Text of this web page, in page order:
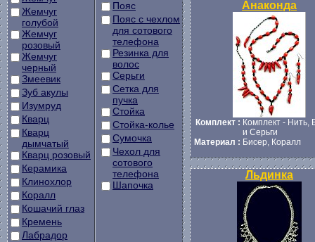
Жемчуг
голубой
Жемчуг
розовый
Жемчуг
черный
Змеевик
Зуб акулы
Изумруд
Кварц
Кварц
дымчатый
Кварц розовый
Керамика
Клинохлор
Коралл
Кошачий глаз
Кремень
Лабрадор
Пояс
Пояс с чехлом
для сотового
телефона
Резинка для
волос
Серьги
Сетка для
пучка
Стойка
Стойка-колье
Сумочка
Чехол для
сотового
телефона
Шапочка
Анаконда
Комплект : Комплект - Нить,
и Серьги
Материал : Бисер, Коралл
Льдинка